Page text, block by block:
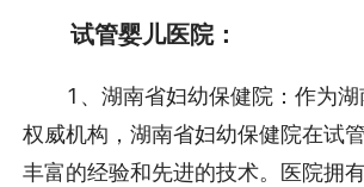
试管婴儿医院：
1、湖南省妇幼保健院：作为湖
权威机构，湖南省妇幼保健院在试
丰富的经验和先进的技术。医院拥